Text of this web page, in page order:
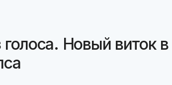
голоса. Новый виток